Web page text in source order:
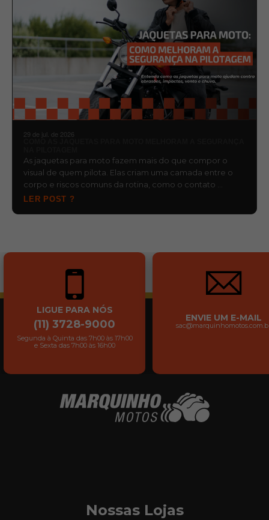
29 de jul. de 2026
As jaquetas para moto fazem mais do que compor o
visual de quem pilota. Elas criam uma camada entre o
corpo e riscos comuns da rotina, como o contato …
LER POST ?
LIGUE PARA NÓS
(11) 3728-9000
Segunda à Quinta das 7h00 às 17h00
e Sexta das 7h00 às 16h00
ENVIE UM E-MAIL
Nossas Lojas